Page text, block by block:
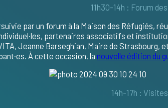
11h30-14h : Forum
par un forum à la Maison des Réfugiés,
partenaires associatifs et
Jeanne Barseghian, Maire de
À cette occasion, la nouvelle édition du
14h-17h :